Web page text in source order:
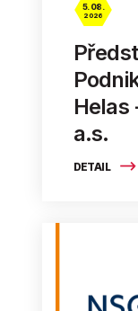
DETAIL
5. 08.
2026
Helas
a.s.